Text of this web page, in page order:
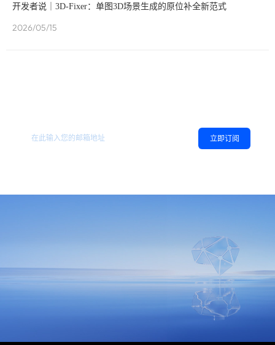
开发者说｜3D-Fixer：单图3D场景生成的原位补全新范式
2026/05/15
立即订阅